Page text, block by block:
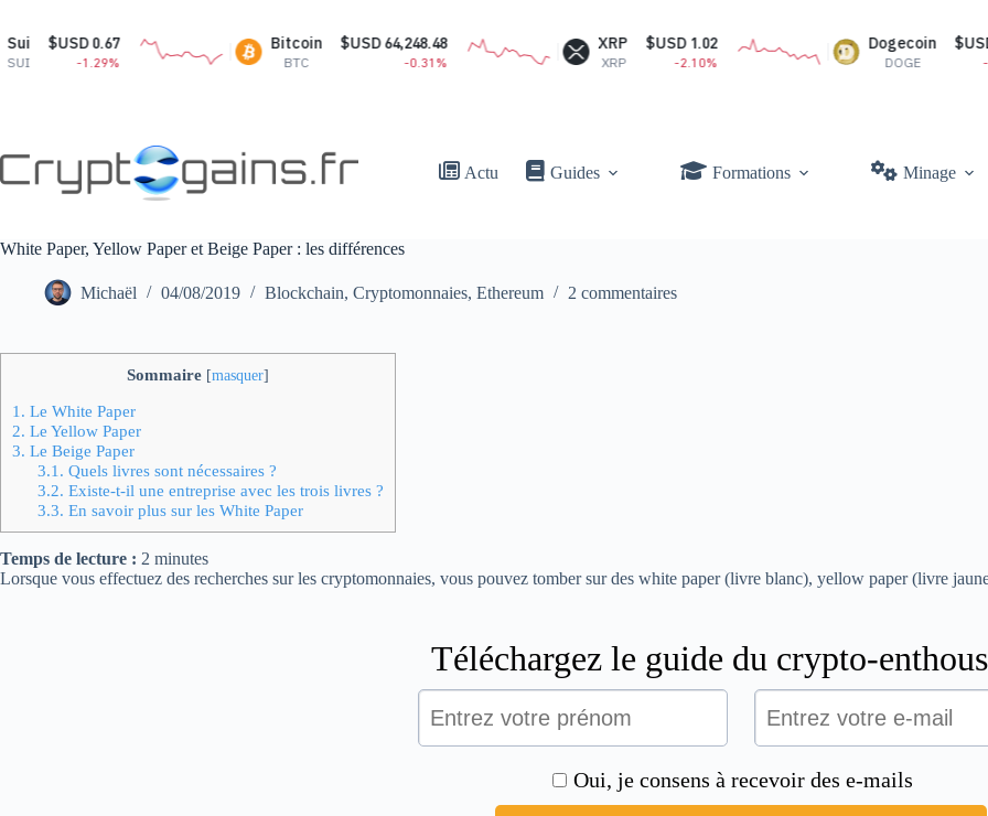
contenu
BTC
$USD 64,248.48
XRP
$USD 1.02
-2.10%
Dogecoin
DOGE
$USD 0.07
-0.73%
Actu Guides Formations Minage
White Paper, Yellow Paper et Beige Paper : les différences
Michaël 04/08/2019 Blockchain, Cryptomonnaies, Ethereum 2 commentaires
Sommaire [masquer]
1. Le White Paper
2. Le Yellow Paper
3. Le Beige Paper
3.1. Quels livres sont nécessaires ?
3.2. Existe-t-il une entreprise avec les trois livres ?
3.3. En savoir plus sur les White Paper
Temps de lecture : 2 minutes
Lorsque vous effectuez des recherches sur les cryptomonnaies, vous pouvez tomber sur des white paper (livre blanc), yellow paper (livre